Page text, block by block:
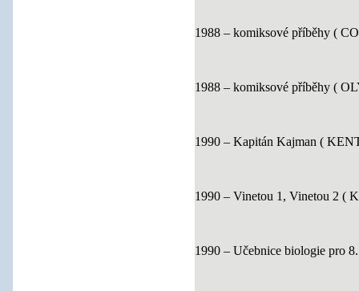
1988 – komiksové příběhy (
1988 – komiksové příběhy (
1990 – Kapitán Kajman (
1990 – Vinetou 1, Vinetou 2 (
1990 – Učebnice biologie pro